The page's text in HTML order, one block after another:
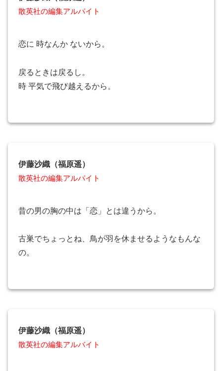
散英社の編集アルバイト
恋に 時なんか ないから。
戻るときは戻るし。
時 平気で飛び越えるから。
伊藤沙織（福原遥）
散英社の編集アルバイト
昔の男の胸の中は「恋」とは違うから。
古巣でちょっとね、鳥が羽を休ませるようなもんな
の。
伊藤沙織（福原遥）
散英社の編集アルバイト